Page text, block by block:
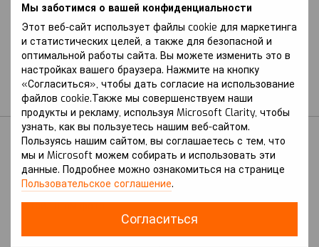
Мы заботимся о вашей конфиденциальности
Этот веб-сайт использует файлы cookie для маркетинга
и статистических целей, а также для безопасной и
оптимальной работы сайта. Вы можете изменить это в
настройках вашего браузера. Нажмите на кнопку
«Согласиться», чтобы дать согласие на использование
файлов cookie.Также мы совершенствуем наши
продукты и рекламу, используя Microsoft Clarity, чтобы
узнать, как вы пользуетесь нашим веб-сайтом.
Пользуясь нашим сайтом, вы соглашаетесь с тем, что
мы и Microsoft можем собирать и использовать эти
данные. Подробнее можно ознакомиться на странице
Пользовательское соглашение.
Согласиться
FORD
Защита на Ford Ranger
(T6) (2011 г.-) I
поколение (P375/PX)
(Int.) вкл. с
Рестайлингом
В наличии
FORD
Защита на Ford Ranger
(T6) (2018-2022 г.) IV
поколение вкл. с
Рестайлингом
В наличии